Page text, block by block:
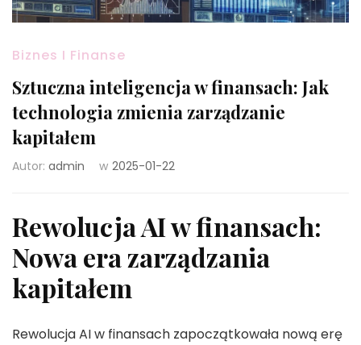
Biznes I Finanse
Sztuczna inteligencja w finansach: Jak
technologia zmienia zarządzanie
kapitałem
Autor: admin w 2025-01-22
Rewolucja AI w finansach:
Nowa era zarządzania
kapitałem
Rewolucja AI w finansach zapoczątkowała nową erę